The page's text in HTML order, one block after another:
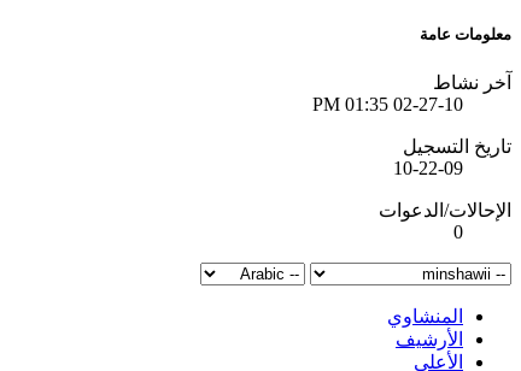
معلومات عامة
آخر نشاط
02-27-10
01:35 PM
تاريخ التسجيل
10-22-09
الإحالات/الدعوات
0
المنشاوي
الأرشيف
الأعلى